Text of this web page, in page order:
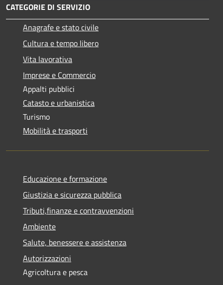
CATEGORIE DI SERVIZIO
Anagrafe e stato civile
Cultura e tempo libero
Vita lavorativa
Imprese e Commercio
Appalti pubblici
Catasto e urbanistica
Turismo
Mobilità e trasporti
Educazione e formazione
Giustizia e sicurezza pubblica
Tributi,finanze e contravvenzioni
Ambiente
Salute, benessere e assistenza
Autorizzazioni
Agricoltura e pesca